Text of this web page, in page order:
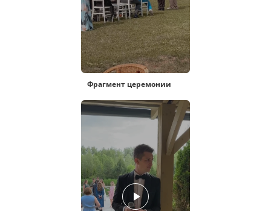
Фрагмент церемонии